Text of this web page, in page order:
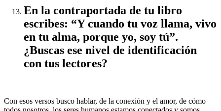
En la contraportada de tu libro
escribes: “Y cuando tu voz llama, vivo
en tu alma, porque yo, soy tú”.
¿Buscas ese nivel de identificación
con tus lectores?
Con esos versos busco hablar, de la conexión y el amor, de cómo